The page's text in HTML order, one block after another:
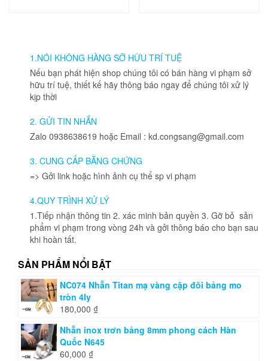
1.NÓI KHÔNG HÀNG SỠ HỮU TRÍ TUỆ
Nếu bạn phát hiện shop chúng tôi có bán hàng vi phạm sở
hữu trí tuệ, thiết kế hãy thông báo ngay để chúng tôi xử lý
kịp thời
2. GỬI TIN NHẮN
Zalo 0938638619 hoặc Email : kd.congsang@gmail.com
3. CUNG CẤP BẰNG CHỨNG
=> Gởi link hoặc hình ảnh cụ thể sp vi phạm
4.QUY TRÌNH XỬ LÝ
1.Tiếp nhận thông tin 2. xác minh bản quyền 3. Gỡ bỏ sản
phẩm vi phạm trong vòng 24h và gởi thông báo cho bạn sau
khi hoàn tất.
SẢN PHẨM NỔI BẬT
NC074 Nhẫn Titan mạ vàng cặp đôi bảng mo
tròn 4ly
180,000 ₫
Nhẫn inox trơn bảng 8mm phong cách Hàn
Quốc N645
60,000 ₫